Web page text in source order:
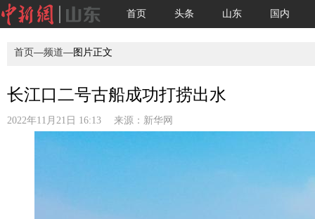
首页 头条 山东 国内
首页—频道—图片正文
长江口二号古船成功打捞出水
2022年11月21日 16:13 来源： 新华网